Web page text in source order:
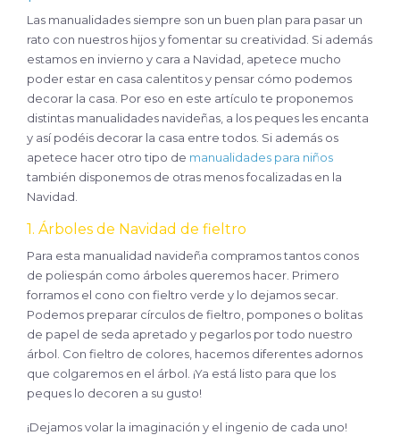
Las manualidades siempre son un buen plan para pasar un
rato con nuestros hijos y fomentar su creatividad. Si además
estamos en invierno y cara a Navidad, apetece mucho
poder estar en casa calentitos y pensar cómo podemos
decorar la casa. Por eso en este artículo te proponemos
distintas manualidades navideñas, a los peques les encanta
y así podéis decorar la casa entre todos. Si además os
apetece hacer otro tipo de manualidades para niños
también disponemos de otras menos focalizadas en la
Navidad.
1. Árboles de Navidad de fieltro
Para esta manualidad navideña compramos tantos conos
de poliespán como árboles queremos hacer. Primero
forramos el cono con fieltro verde y lo dejamos secar.
Podemos preparar círculos de fieltro, pompones o bolitas
de papel de seda apretado y pegarlos por todo nuestro
árbol. Con fieltro de colores, hacemos diferentes adornos
que colgaremos en el árbol. ¡Ya está listo para que los
peques lo decoren a su gusto!
¡Dejamos volar la imaginación y el ingenio de cada uno!